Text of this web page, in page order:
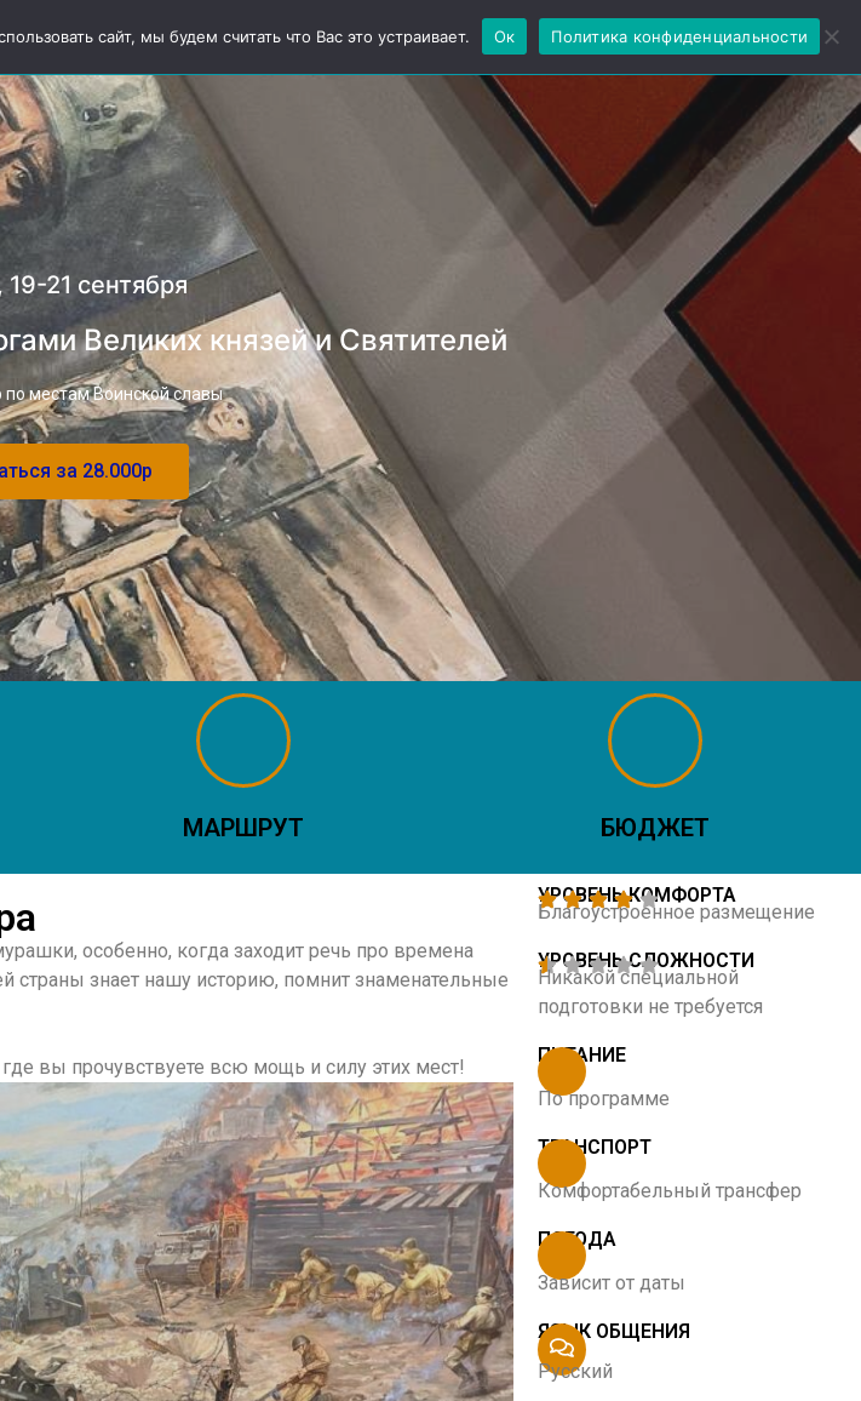
Экскурсии Ещё
21 сентября
Великих князей и Святителей
по местам Воинской славы
за 28.000р
МАРШРУТ БЮДЖЕТ
особенно, когда заходит речь про времена
знает нашу историю, помнит знаменательные
вы прочувствуете всю мощь и силу этих мест!
УРОВЕНЬ КОМФОРТА
Благоустроенное размещение
УРОВЕНЬ СЛОЖНОСТИ
Никакой специальной
подготовки не требуется
ПИТАНИЕ
По программе
ТРАНСПОРТ
Комфортабельный трансфер
ПОГОДА
Зависит от даты
ЯЗЫК ОБЩЕНИЯ
Русский
сайт, мы будем считать что Вас это устраивает. Ок Политика конфиденциальности